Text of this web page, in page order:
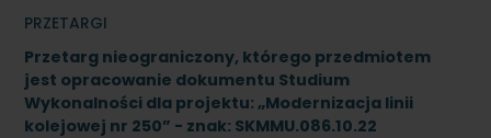
PRZETARGI
Przetarg nieograniczony, którego przedmiotem
jest opracowanie dokumentu Studium
Wykonalności dla projektu: „Modernizacja linii
kolejowej nr 250” - znak: SKMMU.086.10.22